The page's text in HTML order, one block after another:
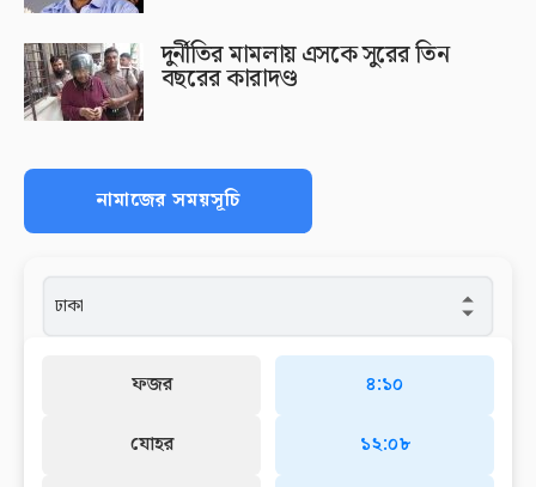
দুর্নীতির মামলায় এসকে সুরের তিন
বছরের কারাদণ্ড
নামাজের সময়সূচি
ফজর
যোহর
৪:১০
১২:০৮